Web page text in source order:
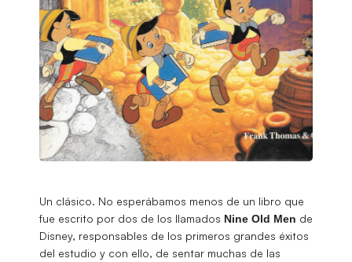
Un clásico. No esperábamos menos de un libro que
fue escrito por dos de los llamados Nine Old Men de
Disney, responsables de los primeros grandes éxitos
del estudio y con ello, de sentar muchas de las